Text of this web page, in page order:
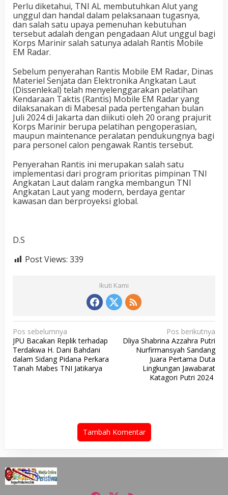
Perlu diketahui, TNI AL membutuhkan Alut yang
unggul dan handal dalam pelaksanaan tugasnya,
dan salah satu upaya pemenuhan kebutuhan
tersebut adalah dengan pengadaan Alut unggul bagi
Korps Marinir salah satunya adalah Rantis Mobile
EM Radar.
Sebelum penyerahan Rantis Mobile EM Radar, Dinas
Materiel Senjata dan Elektronika Angkatan Laut
(Dissenlekal) telah menyelenggarakan pelatihan
Kendaraan Taktis (Rantis) Mobile EM Radar yang
dilaksanakan di Mabesal pada pertengahan bulan
Juli 2024 di Jakarta dan diikuti oleh 20 orang prajurit
Korps Marinir berupa pelatihan pengoperasian,
maupun maintenance peralatan pendukungnya bagi
para personel calon pengawak Rantis tersebut.
Penyerahan Rantis ini merupakan salah satu
implementasi dari program prioritas pimpinan TNI
Angkatan Laut dalam rangka membangun TNI
Angkatan Laut yang modern, berdaya gentar
kawasan dan berproyeksi global.
D.S
Post Views: 339
Ikuti Kami
N
a
v
i
p
o
s
Pos sebelumnya
JPU Bacakan Replik terhadap
Terdakwa H. Dani Bahdani
dalam Sidang Pidana Perkara
Tanah Mabes TNI Jatikarya
Pos berikutnya
Dliya Shabrina Azzahra Putri
Nurfirmansyah Sandang
Juara Pertama Duta
Lingkungan Jawabarat
Katagori Putri 2024
Tambah Komentar